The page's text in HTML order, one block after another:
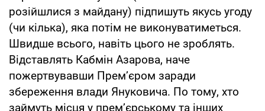
розійшлися з майдану) підпишуть якусь угоду
(чи кілька), яка потім не виконуватиметься.
Швидше всього, навіть цього не зроблять.
Відставлять Кабмін Азарова, наче
пожертвувавши Прем’єром заради
збереження влади Януковича. По тому, хто
займуть місця у прем’єрському та інших